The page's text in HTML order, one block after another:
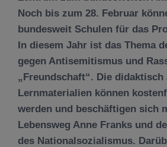
Noch bis zum 28. Februar
bundesweit Schulen für das
In diesem Jahr ist das Thema
gegen Antisemitismus und
„Freundschaft“. Die
Lernmaterialien können
werden und beschäftigen sich
Lebensweg Anne Franks und
des Nationalsozialismus.